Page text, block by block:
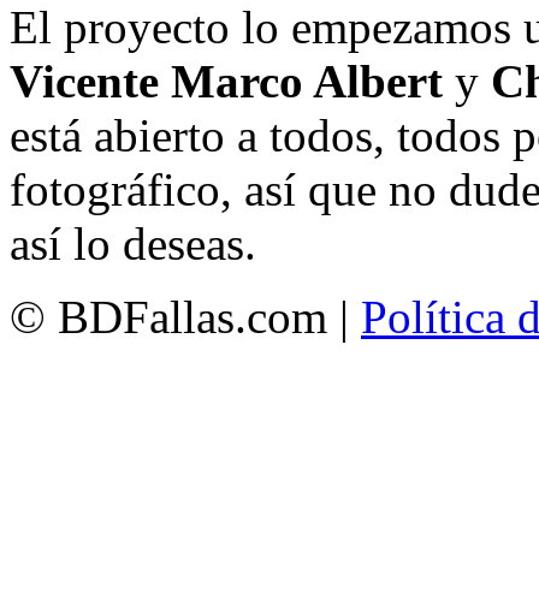
El proyecto lo empezamos
Vicente Marco Albert y
está abierto a todos, todos
fotográfico, así que no
así lo deseas.
© BDFallas.com | Política